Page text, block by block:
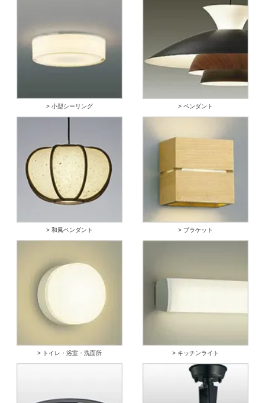
> 小型シーリング > ペンダント
> 和風ペンダント > ブラケット
> トイレ・浴室・洗面所 > キッチンライト